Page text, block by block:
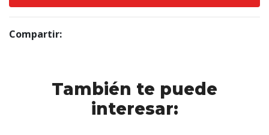
Compartir:
También te puede
interesar: